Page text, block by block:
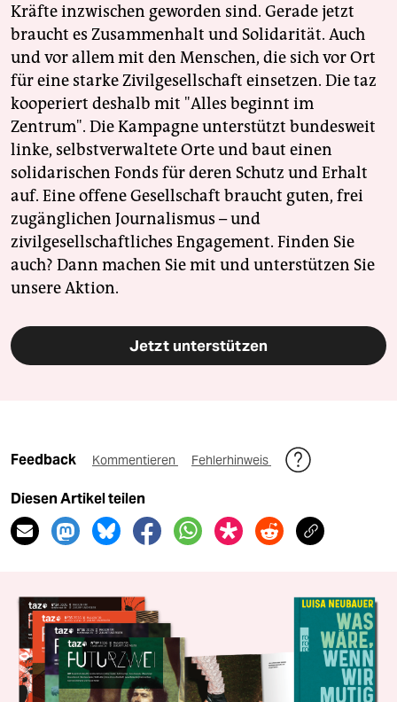
Kräfte inzwischen geworden sind. Gerade jetzt
braucht es Zusammenhalt und Solidarität. Auch
und vor allem mit den Menschen, die sich vor Ort
für eine starke Zivilgesellschaft einsetzen. Die taz
kooperiert deshalb mit "Alles beginnt im
Zentrum". Die Kampagne unterstützt bundesweit
linke, selbstverwaltete Orte und baut einen
solidarischen Fonds für deren Schutz und Erhalt
auf. Eine offene Gesellschaft braucht guten, frei
zugänglichen Journalismus – und
zivilgesellschaftliches Engagement. Finden Sie
auch? Dann machen Sie mit und unterstützen Sie
unsere Aktion.
Jetzt unterstützen
Feedback Kommentieren Fehlerhinweis
Diesen Artikel teilen